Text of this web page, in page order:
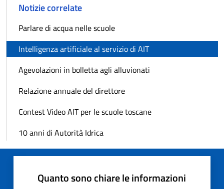
Notizie correlate
Parlare di acqua nelle scuole
Intelligenza artificiale al servizio di AIT
Agevolazioni in bolletta agli alluvionati
Relazione annuale del direttore
Contest Video AIT per le scuole toscane
10 anni di Autorità Idrica
Quanto sono chiare le informazioni